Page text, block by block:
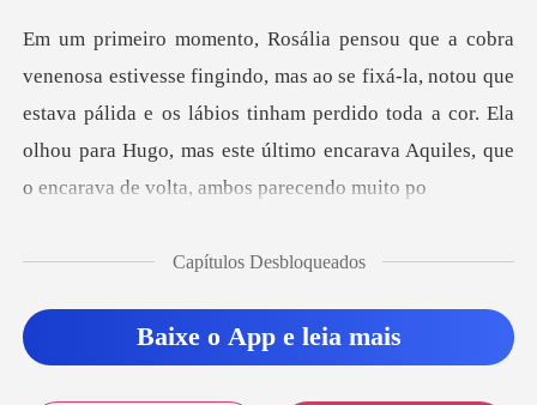
Histórico
Sair
e fixá-la, notou que
estava pálida e os lábios tinham perdido toda a cor. Ela
olhou para
Capítulos Desbloqueados
Baixe o App e leia mais